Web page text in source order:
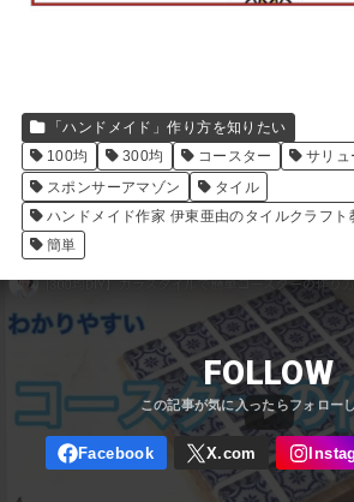
「ハンドメイド」作り方を知りたい
100均
300均 コースター
サリュ
スポンサーアマゾン
タイル
ハンドメイド作家 伊東亜由のタイルクラフト
簡単
FOLLOW